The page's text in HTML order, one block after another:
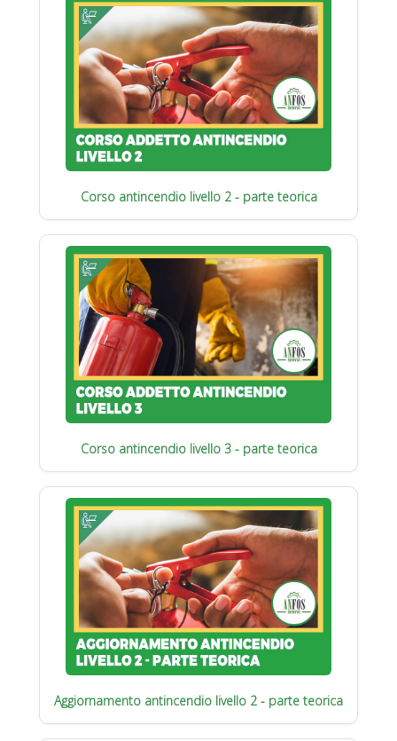
Corso antincendio livello 2 - parte teorica
Corso antincendio livello 3 - parte teorica
Aggiornamento antincendio livello 2 - parte teorica